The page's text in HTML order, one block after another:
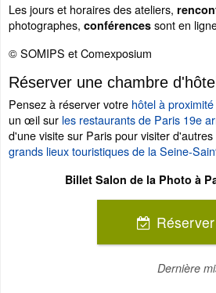
Les jours et horaires des ateliers,
photographes, conférences sont en
© SOMIPS et Comexposium
Réserver une chambre
Pensez à réserver votre hôtel à
un œil sur les restaurants de Paris 19e
d'une visite sur Paris pour visiter
grands lieux touristiques de la Seine-
Billet Salon de la Photo à
Réserver
Dernière